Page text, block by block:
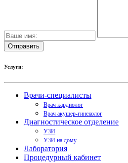
Услуги:
Врачи-специалисты
Врач кардиолог
Врач акушер-гинеколог
Диагностическое отделение
УЗИ
УЗИ на дому
Лаборатория
Процедурный кабинет